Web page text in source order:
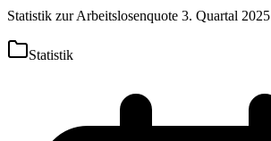
Statistik zur Arbeitslosenquote 3. Quartal 2025
Statistik